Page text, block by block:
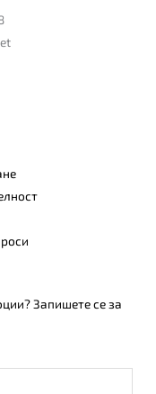
Запишете се за